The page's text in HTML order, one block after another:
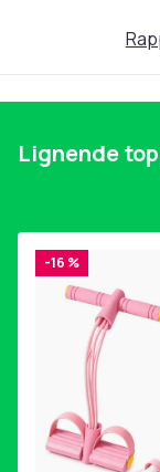
Lignende
-16 %